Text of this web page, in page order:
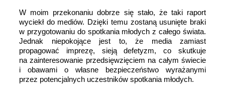
W moim przekonaniu dobrze się stało, że taki raport
wyciekł do mediów. Dzięki temu zostaną usunięte braki
w przygotowaniu do spotkania młodych z całego świata.
Jednak niepokojące jest to, że media zamiast
propagować imprezę, sieją defetyzm, co skutkuje
na zainteresowanie przedsięwzięciem na całym świecie
i obawami o własne bezpieczeństwo wyrażanymi
przez potencjalnych uczestników spotkania młodych.